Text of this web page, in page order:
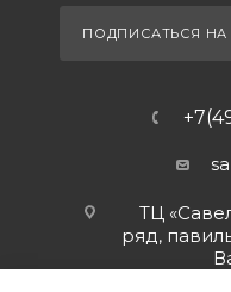
ПОДПИСАТЬСЯ НА
ТЦ
ряд,